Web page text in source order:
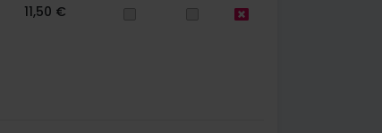
11,50 €